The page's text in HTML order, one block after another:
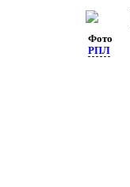
Фото
РПЛ